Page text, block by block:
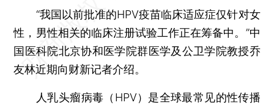
“我国以前批准的HPV疫苗临床适应症仅针对女
性，男性相关的临床注册试验工作正在筹备中。”中
国医科院北京协和医学院群医学及公卫学院教授乔
友林近期向财新记者介绍。
人乳头瘤病毒（HPV）是全球最常见的性传播